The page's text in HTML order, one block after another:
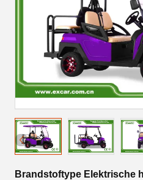
Brandstoftype Elektrische